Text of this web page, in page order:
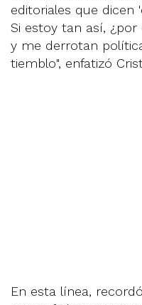
editoriales que dicen
Si estoy tan así,
y me derrotan
tiemblo", enfatizó
En esta línea,